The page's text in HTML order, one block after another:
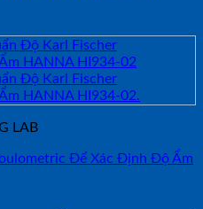
LAB
Để Xác Định Độ Ẩm